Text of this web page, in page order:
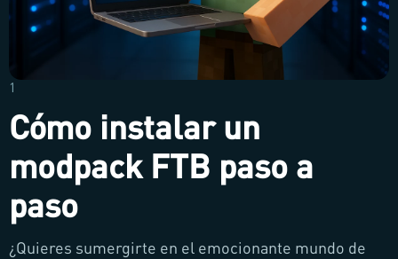
1
Cómo instalar un
modpack FTB paso a
paso
¿Quieres sumergirte en el emocionante mundo de